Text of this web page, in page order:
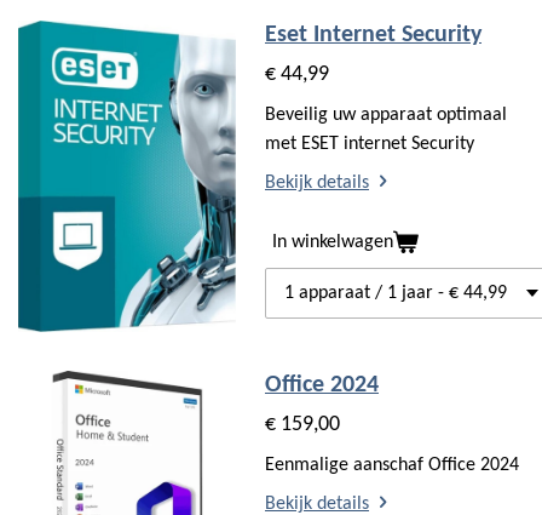
Eset Internet Security
€ 44,99
Beveilig uw apparaat optimaal
met ESET internet Security
Bekijk details
In winkelwagen
Office 2024
€ 159,00
Eenmalige aanschaf Office 2024
Bekijk details